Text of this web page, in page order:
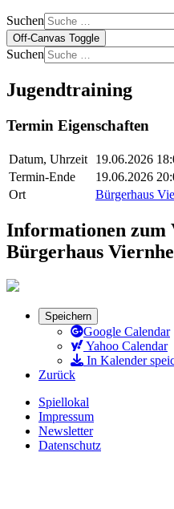
Suchen
Off-Canvas Toggle
Suchen
Jugendtraining
Termin Eigenschaften
Datum, Uhrzeit
19.06.2026
Termin-Ende
19.06.2026
Ort
Bürgerhaus
Informationen zum
Bürgerhaus
Speichern
Google Calendar
Yahoo Calendar
In Kalender
Zurück
Spiellokal
Impressum
Newsletter
Datenschutz